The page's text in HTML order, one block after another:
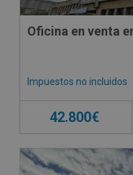
Oficina en venta
Impuestos no incluidos
42.800€
DECO VIRTUAL